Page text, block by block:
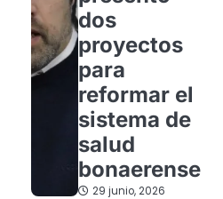
dos
proyectos
para
reformar el
sistema de
salud
bonaerense
29 junio, 2026